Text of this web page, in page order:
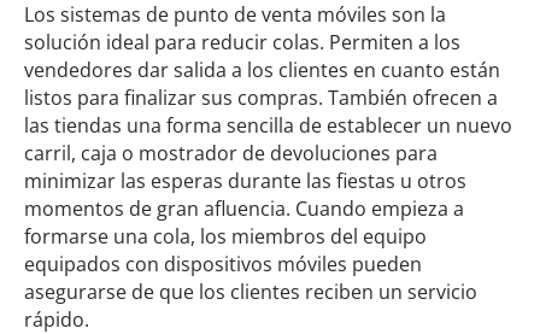
Los sistemas de punto de venta móviles son la
solución ideal para reducir colas. Permiten a los
vendedores dar salida a los clientes en cuanto están
listos para finalizar sus compras. También ofrecen a
las tiendas una forma sencilla de establecer un nuevo
carril, caja o mostrador de devoluciones para
minimizar las esperas durante las fiestas u otros
momentos de gran afluencia. Cuando empieza a
formarse una cola, los miembros del equipo
equipados con dispositivos móviles pueden
asegurarse de que los clientes reciben un servicio
rápido.